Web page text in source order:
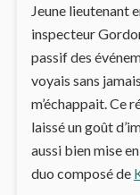
Jeune lieutenant
inspecteur
passif des
voyais sans
m’échappait. Ce
laissé un goût
aussi bien mise
duo composé de